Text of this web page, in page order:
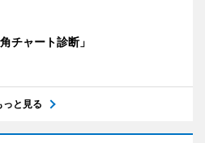
チャート診断」
っと見る